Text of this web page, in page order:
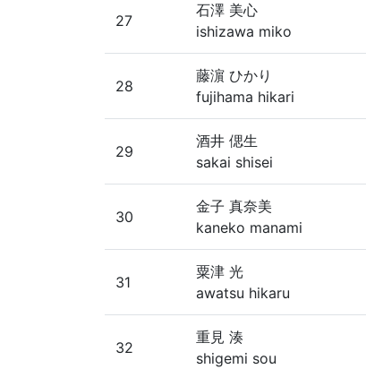
27
石澤 美心
ishizawa miko
28
藤濵 ひかり
fujihama hikari
29
酒井 偲生
sakai shisei
30
金子 真奈美
kaneko manami
31
粟津 光
awatsu hikaru
32
重見 湊
shigemi sou